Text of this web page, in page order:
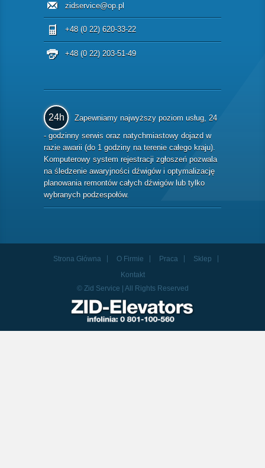
zidservice@op.pl
+48 (0 22) 620-33-22
+48 (0 22) 203-51-49
24h
Zapewniamy najwyższy poziom usług, 24
- godzinny serwis oraz natychmiastowy dojazd w
razie awarii (do 1 godziny na terenie całego kraju).
Komputerowy system rejestracji zgłoszeń pozwala
na śledzenie awaryjności dźwigów i optymalizację
planowania remontów całych dźwigów lub tylko
wybranych podzespołów.
Strona Główna O Firmie Praca
Sklep
Kontakt
© Zid Service | All Rights Reserved